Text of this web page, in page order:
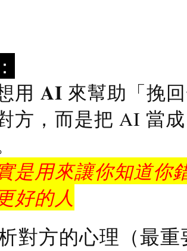
用 AI 來幫助「挽
方，而是把 AI 當
是用來讓你知道你
好的人
對方的心理（最